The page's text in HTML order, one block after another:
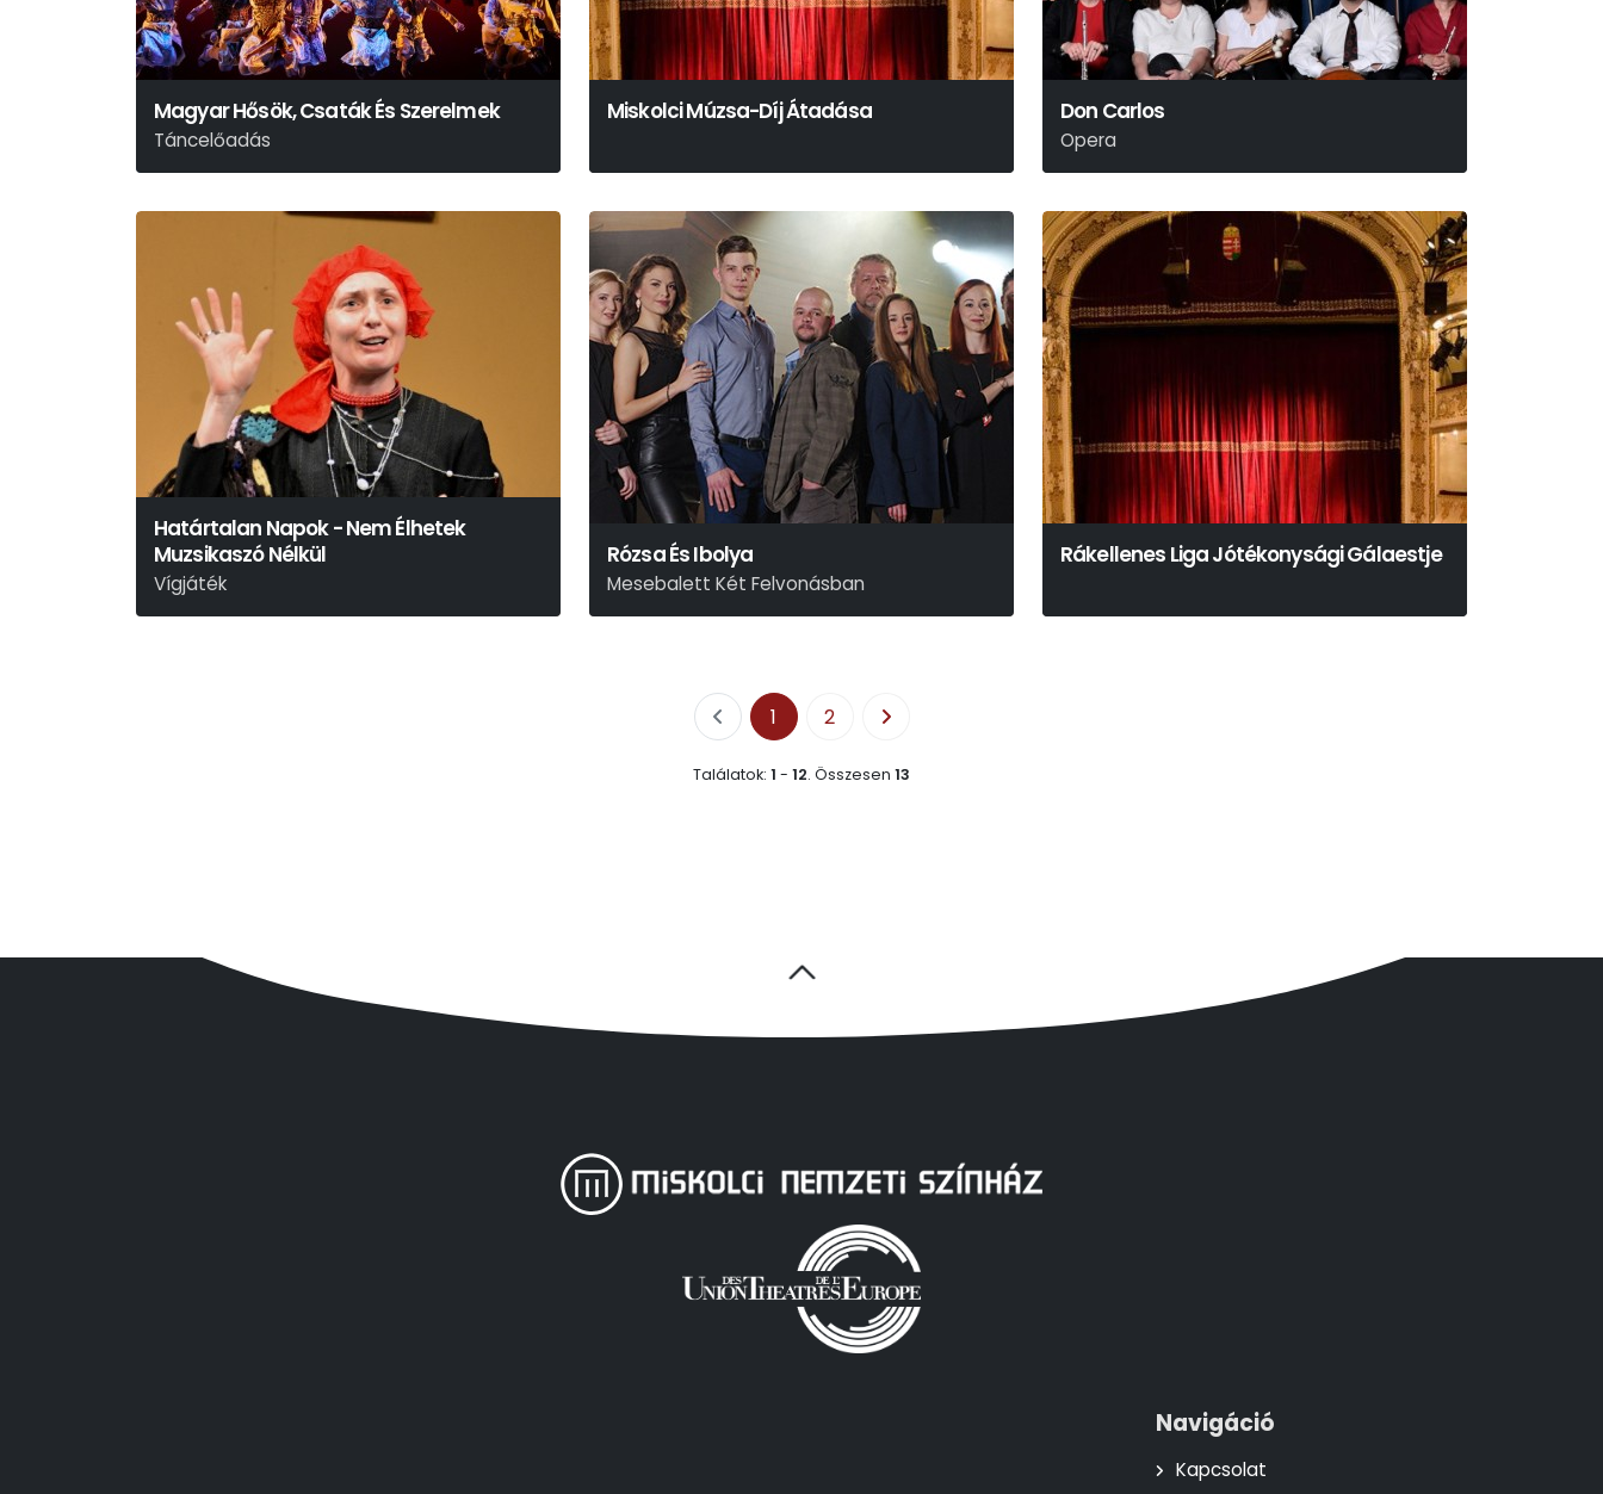
Magyar Hősök, Csaták És Szerelmek
Táncelőadás
Miskolci Múzsa-Díj Átadása Don Carlos
Opera
Giuseppe Verdi
Határtalan Napok - Nem Élhetek
Muzsikaszó Nélkül
Vígjáték
Móricz Zsigmond
Rózsa És Ibolya
Mesebalett Két Felvonásban
Arany János
Rákellenes Liga Jótékonysági Gálaestje
1 2
Találatok: 1 - 12. Összesen 13
Navigáció
Kapcsolat